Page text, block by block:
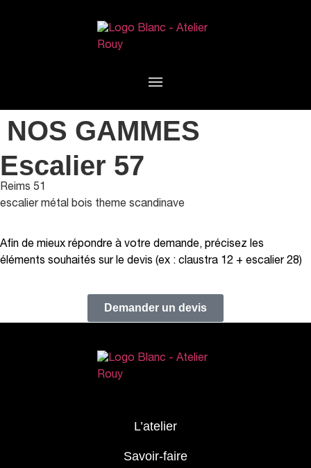
NOS GAMMES
Escalier 57
Reims 51
escalier métal bois theme scandinave
Afin de mieux répondre à votre demande, précisez les
éléments souhaités sur le devis (ex : claustra 12 + escalier 28)
Demander un devis
L’atelier
Savoir-faire